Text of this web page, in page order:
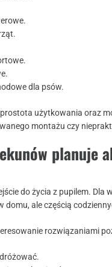
dla psów.
użytkowania oraz
montażu czy
planuje
do życia z pupilem. Dla
domu, ale częścią
rozwiązaniami